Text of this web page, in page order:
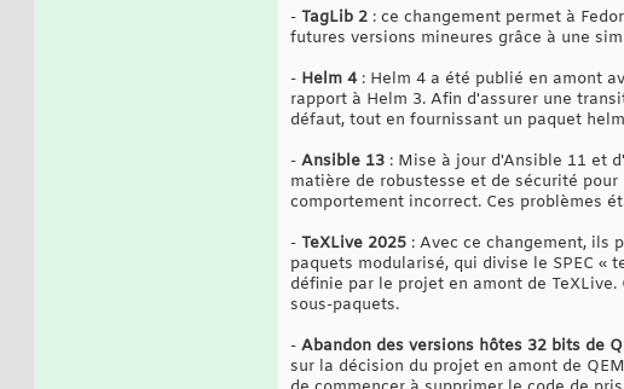
- TagLib 2 : ce changement permet à
futures versions mineures grâce à une
- Helm 4: Helm 4 a été publié en amont
rapport à Helm 3. Afin d'assurer une
défaut, tout en fournissant un paquet
- Ansible 13 : Mise à jour d'Ansible 11 et
matière de robustesse et de sécurité
comportement incorrect. Ces problèmes
- TeXLive 2025 : Avec ce changement, ils
paquets modularisé, qui divise le SPEC
définie par le projet en amont de
sous-paquets.
- Abandon des versions hôtes 32 bits de
sur la décision du projet en amont de